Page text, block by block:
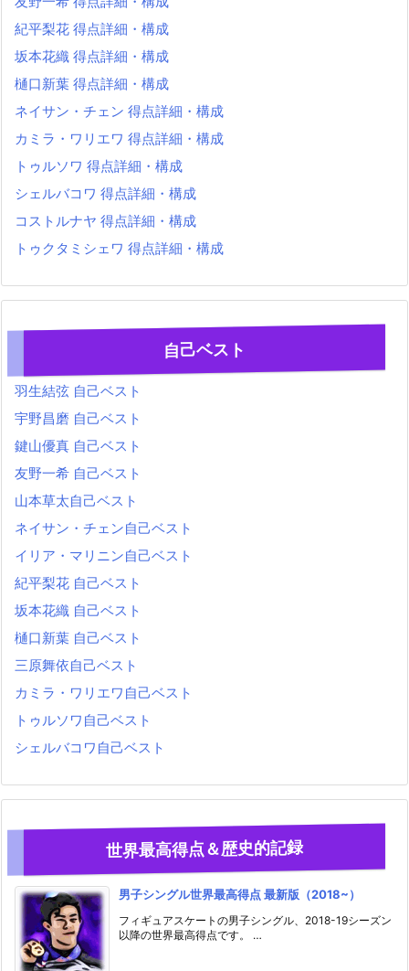
紀平梨花 得点詳細・構成
坂本花織 得点詳細・構成
樋口新葉 得点詳細・構成
ネイサン・チェン 得点詳細・構成
カミラ・ワリエワ 得点詳細・構成
トゥルソワ 得点詳細・構成
シェルバコワ 得点詳細・構成
コストルナヤ 得点詳細・構成
トゥクタミシェワ 得点詳細・構成
自己ベスト
羽生結弦 自己ベスト
宇野昌磨 自己ベスト
鍵山優真 自己ベスト
友野一希 自己ベスト
山本草太自己ベスト
ネイサン・チェン自己ベスト
イリア・マリニン自己ベスト
紀平梨花 自己ベスト
坂本花織 自己ベスト
樋口新葉 自己ベスト
三原舞依自己ベスト
カミラ・ワリエワ自己ベスト
トゥルソワ自己ベスト
シェルバコワ自己ベスト
世界最高得点＆歴史的記録
男子シングル世界最高得点 最新版（2018~）
フィギュアスケートの男子シングル、2018-19シーズン
以降の世界最高得点です。 …